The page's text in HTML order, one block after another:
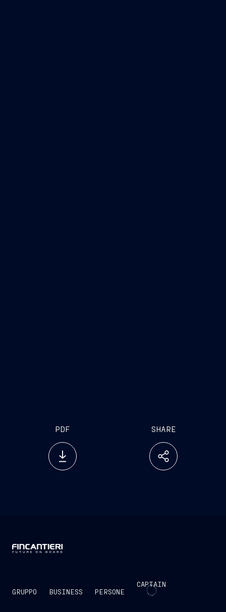
PDF SHARE
GRUPPO BUSINESS PERSONE
CAPTAIN